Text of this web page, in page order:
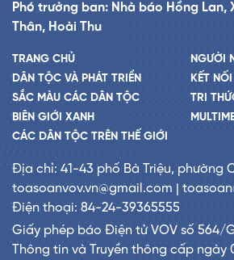
Phó trưởng ban: Nhà báo Hồng Lan,
Thân, Hoài Thu
TRANG CHỦ
DÂN TỘC VÀ PHÁT TRIỂN
SẮC MÀU CÁC DÂN TỘC
BIÊN GIỚI XANH
CÁC DÂN TỘC TRÊN THẾ GIỚI
NGƯỜI
KẾT
TRI
Địa chỉ: 41-43 phố Bà Triệu, phường
toasoanvov.vn@gmail.com |
Điện thoại: 84-24-39365555
Giấy phép báo Điện tử VOV số 564/
Thông tin và Truyền thông cấp ngày